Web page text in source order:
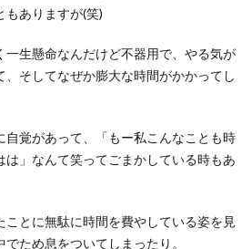
もありますが(笑)
一生懸命なんだけど不器用で、やる気が
、そしてなぜか膨大な時間がかかってし
自覚があって、「もー私こんなことも時
は」なんて笑ってごまかしている時もあ
ことに無駄に時間を費やしている姿を見
ため息をついてしまったり。